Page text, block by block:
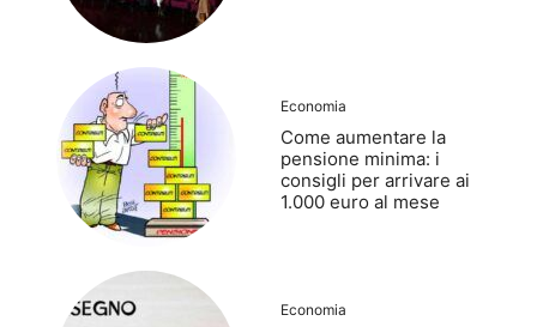
Economia
Come aumentare la
pensione minima: i
consigli per arrivare ai
1.000 euro al mese
Economia